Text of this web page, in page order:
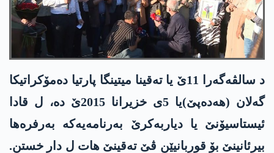
د سالڤەگەرا 11ێ یا تەقینا میتینگا پارتیا دەمۆکراتیکا
گەلان (ھەدەپێ)یا 5ی خزیرانا 2015ێ دە، ل قادا
ئیستاسیۆنێ یا دیاربەکرێ بەرنامەیەکە بەرفرەھا
بیرئانینێ بۆ قوربانیێن ڤێ تەقینێ ھات ل دار خستن.